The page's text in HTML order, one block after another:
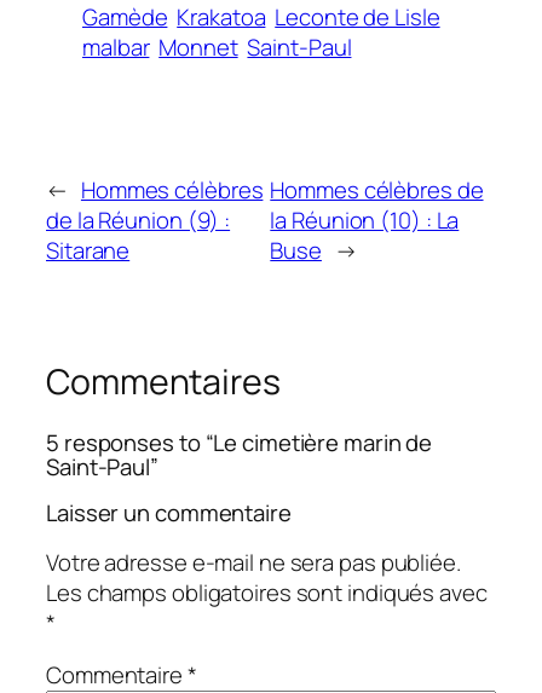
Gamède Krakatoa Leconte de Lisle
malbar Monnet Saint-Paul
← Hommes célèbres
de la Réunion (9) :
Sitarane
Hommes célèbres de
la Réunion (10) : La
Buse →
Commentaires
5 responses to “Le cimetière marin de
Saint-Paul”
Laisser un commentaire
Votre adresse e-mail ne sera pas publiée.
Les champs obligatoires sont indiqués avec
*
Commentaire*